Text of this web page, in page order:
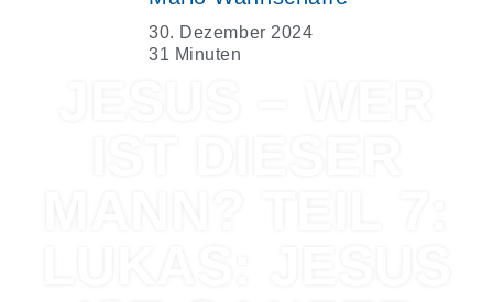
30. Dezember 2024
31 Minuten